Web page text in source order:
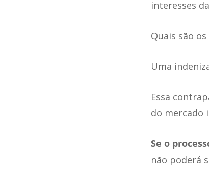
interesses
Quais são os
Uma
Essa
do mercado
Se o
não poderá